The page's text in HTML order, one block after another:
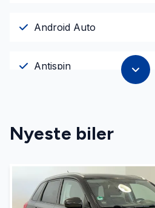
Android Auto
Antispin
Auto nedblændelig bakspejl
Automatgear
Nyeste biler